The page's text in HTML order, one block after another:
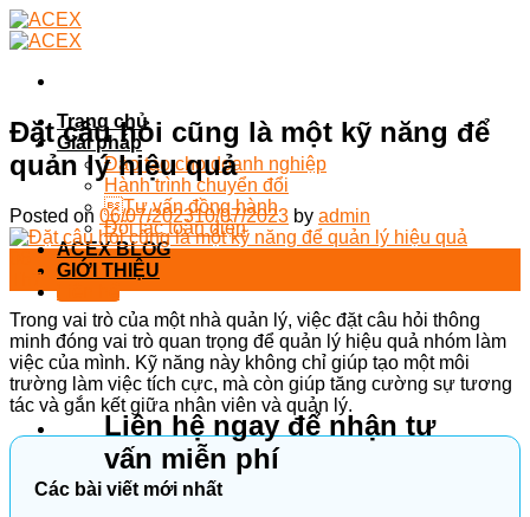
Skip
to
Trang chủ
Giải pháp
Đào tạo cho doanh nghiệp
Hành trình chuyển đổi
Tư vấn đồng hành
Đối tác toàn diện
ACEX BLOG
GIỚI THIỆU
Liên hệ ngay để nhận tư
vấn miễn phí
Đặt câu hỏi cũng là một kỹ năng để
quản lý hiệu quả
Posted on 06/07/202310/07/2023 by admin
Th7
Trong vai trò của một nhà quản lý, việc đặt câu hỏi thông
minh đóng vai trò quan trọng để quản lý hiệu quả nhóm làm
việc của mình. Kỹ năng này không chỉ giúp tạo một môi
trường làm việc tích cực, mà còn giúp tăng cường sự tương
tác và gắn kết giữa nhân viên và quản lý.
Các bài viết mới nhất